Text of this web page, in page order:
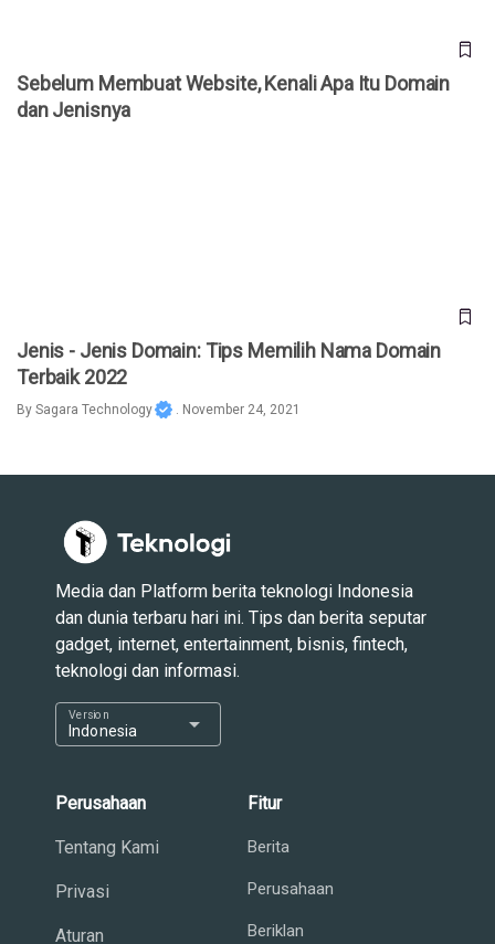
Sebelum Membuat Website, Kenali Apa Itu Domain
dan Jenisnya
Jenis - Jenis Domain: Tips Memilih Nama Domain
Terbaik 2022
By Sagara Technology . November 24, 2021
Media dan Platform berita teknologi Indonesia
dan dunia terbaru hari ini. Tips dan berita seputar
gadget, internet, entertainment, bisnis, fintech,
teknologi dan informasi.
Indonesia
Version arrow_drop_down
Perusahaan
Tentang Kami
Privasi
Aturan
Fitur
Berita
Perusahaan
Beriklan